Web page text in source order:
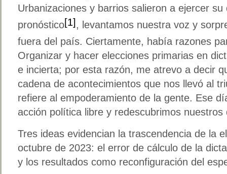
Urbanizaciones y barrios salieron a ejercer
pronóstico[1], levantamos nuestra voz y
fuera del país. Ciertamente, había razones
Organizar y hacer elecciones primarias en
e incierta; por esta razón, me atrevo a decir
cadena de acontecimientos que nos llevó al
refiere al empoderamiento de la gente. Ese
acción política libre y redescubrimos
Tres ideas evidencian la trascendencia de la
octubre de 2023: el error de cálculo de la
y los resultados como reconfiguración del